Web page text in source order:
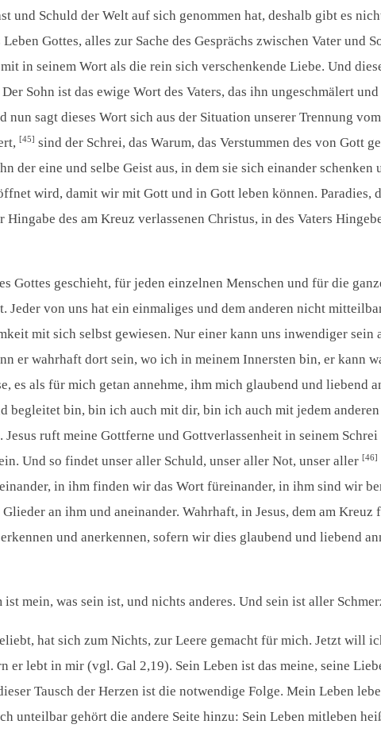
Schuld der Welt auf sich genommen hat, deshalb gibt es
Gottes, alles zur Sache des Gesprächs zwischen Vater und
in seinem Wort als die rein sich verschenkende Liebe. Und
Sohn ist das ewige Wort des Vaters, das ihn ungeschmälert
sagt dieses Wort sich aus der Situation unserer Trennung
[45] sind der Schrei, das Warum, das Verstummen des von Gott
der eine und selbe Geist aus, in dem sie sich einander schenken
wird, damit wir mit Gott und in Gott leben können. Paradies,
des am Kreuz verlassenen Christus, in des Vaters
Gottes geschieht, für jeden einzelnen Menschen und für die
von uns hat ein einmaliges und dem anderen nicht
mit sich selbst gewiesen. Nur einer kann uns inwendiger sein
er wahrhaft dort sein, wo ich in meinem Innersten bin, er kann
als für mich getan annehme, ihm mich glaubend und liebend
begleitet bin, bin ich auch mit dir, bin ich auch mit jedem
ruft meine Gottferne und Gottverlassenheit in seinem
Und so findet unser aller Schuld, unser aller Not, unser aller[46]
in ihm finden wir das Wort füreinander, in ihm sind wir
an ihm und aneinander. Wahrhaft, in Jesus, dem am Kreuz
und anerkennen, sofern wir dies glaubend und liebend
mein, was sein ist, und nichts anderes. Und sein ist aller
hat sich zum Nichts, zur Leere gemacht für mich. Jetzt will
lebt in mir (vgl. Gal 2,19). Sein Leben ist das meine, seine
Tausch der Herzen ist die notwendige Folge. Mein Leben
unteilbar gehört die andere Seite hinzu: Sein Leben mitleben